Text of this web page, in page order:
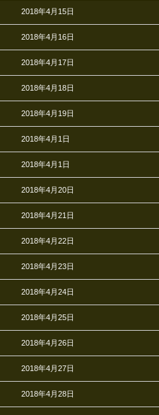
2018年4月15日
2018年4月16日
2018年4月17日
2018年4月18日
2018年4月19日
2018年4月1日
2018年4月1日
2018年4月20日
2018年4月21日
2018年4月22日
2018年4月23日
2018年4月24日
2018年4月25日
2018年4月26日
2018年4月27日
2018年4月28日